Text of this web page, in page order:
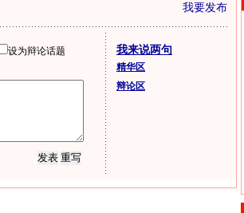
我要发布
设为辩论话题
我来说两句
精华区
辩论区